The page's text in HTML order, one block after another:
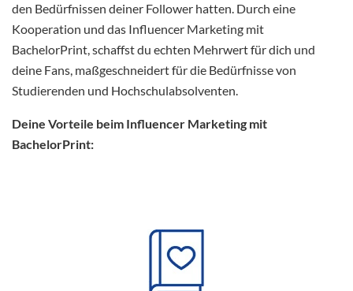
den Bedürfnissen deiner Follower hatten. Durch eine
Kooperation und das Influencer Marketing mit
BachelorPrint, schaffst du echten Mehrwert für dich und
deine Fans, maßgeschneidert für die Bedürfnisse von
Studierenden und Hochschulabsolventen.
Deine Vorteile beim Influencer Marketing mit
BachelorPrint: